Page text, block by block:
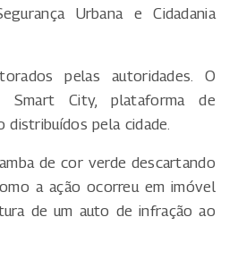
Urbana e Cidadania
pelas autoridades. O
Smart City, plataforma de
pela cidade.
de cor verde descartando
a ação ocorreu em imóvel
de um auto de infração ao